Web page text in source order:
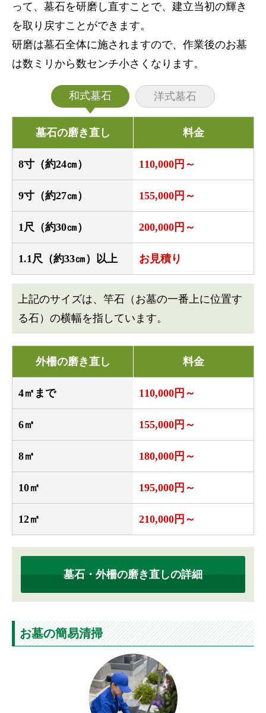
って、墓石を研磨し直すことで、建立当初の輝き
を取り戻すことができます。
研磨は墓石全体に施されますので、作業後のお墓
は数ミリから数センチ小さくなります。
和式墓石 洋式墓石
墓石の磨き直し 料金
8寸（約24㎝） 110,000円～
9寸（約27㎝） 155,000円～
1尺（約30㎝） 200,000円～
1.1尺（約33㎝）以上 お見積り
上記のサイズは、竿石（お墓の一番上に位置す
る石）の横幅を指しています。
外柵の磨き直し 料金
4㎡まで 110,000円～
6㎡ 155,000円～
8㎡ 180,000円～
10㎡ 195,000円～
12㎡ 210,000円～
墓石・外柵の磨き直しの詳細
お墓の簡易清掃